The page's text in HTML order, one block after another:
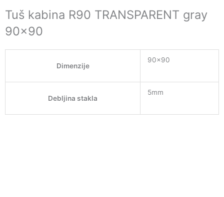
Tuš kabina R90 TRANSPARENT gray
90×90
Dimenzije
90×90
Debljina stakla
5mm